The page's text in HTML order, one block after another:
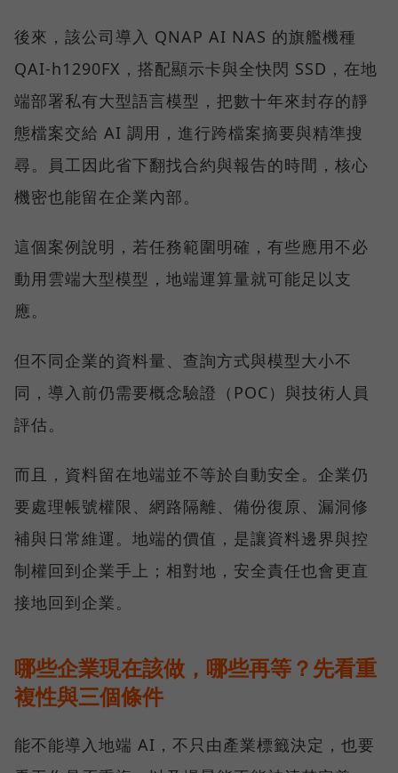
後來，該公司導入 QNAP AI NAS 的旗艦機種
QAI-h1290FX，搭配顯示卡與全快閃 SSD，在地
端部署私有大型語言模型，把數十年來封存的靜
態檔案交給 AI 調用，進行跨檔案摘要與精準搜
尋。員工因此省下翻找合約與報告的時間，核心
機密也能留在企業內部。
這個案例說明，若任務範圍明確，有些應用不必
動用雲端大型模型，地端運算量就可能足以支
應。
但不同企業的資料量、查詢方式與模型大小不
同，導入前仍需要概念驗證（POC）與技術人員
評估。
而且，資料留在地端並不等於自動安全。企業仍
要處理帳號權限、網路隔離、備份復原、漏洞修
補與日常維運。地端的價值，是讓資料邊界與控
制權回到企業手上；相對地，安全責任也會更直
接地回到企業。
哪些企業現在該做，哪些再等？先看重
複性與三個條件
能不能導入地端 AI，不只由產業標籤決定，也要